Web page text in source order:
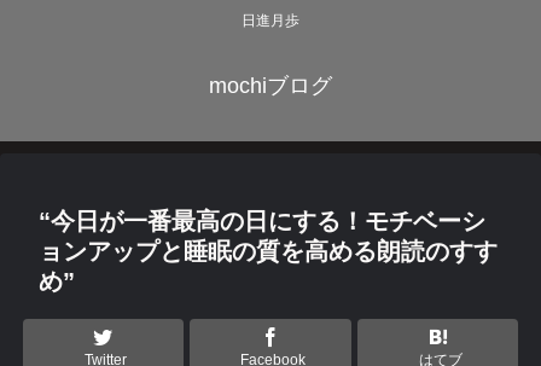
日進月歩
mochiブログ
“今日が一番最高の日にする！モチベーシ
ョンアップと睡眠の質を高める朗読のすす
め”
Twitter Facebook はてブ